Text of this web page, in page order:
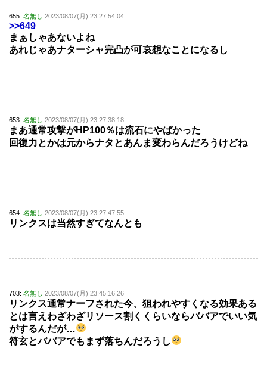
655: 名無し 2023/08/07(月) 23:27:54.04
>>649
まぁしゃあないよね
あれじゃあナターシャ完凸が可哀想なことになるし
653: 名無し 2023/08/07(月) 23:27:38.18
まあ通常攻撃がHP100％は流石にやばかった
回復力とかは元からナタとあんま変わらんだろうけどね
654: 名無し 2023/08/07(月) 23:27:47.55
リンクスは当然すぎてなんとも
703: 名無し 2023/08/07(月) 23:45:16.26
リンクス通常ナーフされた今、狙われやすくなる効果ある
とは言えわざわざリソース割くくらいならババアでいい気
がするんだが…
符玄とババアでもまず落ちんだろうし